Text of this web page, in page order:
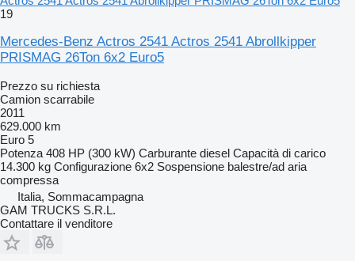
19
Mercedes-Benz Actros 2541 Actros 2541 Abrollkipper
PRISMAG 26Ton 6x2 Euro5
Prezzo su richiesta
Camion scarrabile
2011
629.000 km
Euro 5
Potenza 408 HP (300 kW) Carburante diesel Capacità di carico
14.300 kg Configurazione 6x2 Sospensione balestre/ad aria
compressa
Italia, Sommacampagna
GAM TRUCKS S.R.L.
Contattare il venditore